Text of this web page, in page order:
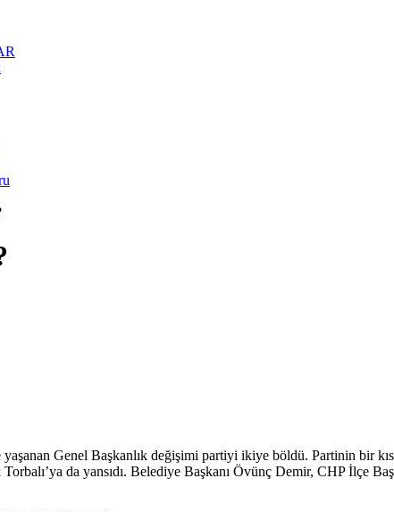
Genel Başkanlık değişimi partiyi ikiye böldü. Partinin bir
da yansıdı. Belediye Başkanı Övünç Demir, CHP İlçe